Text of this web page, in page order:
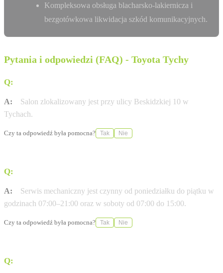
Kompleksowa obsługa blacharsko-lakiernicza i
bezgotówkowa likwidacja szkód komunikacyjnych.
Pytania i odpowiedzi (FAQ) - Toyota Tychy
Q:
A:
Salon zlokalizowany jest przy ulicy Beskidzkiej 10 w
Tychach.
Czy ta odpowiedź była pomocna? Tak Nie
Q:
A:
Serwis mechaniczny jest czynny od poniedziałku do piątku w
godzinach 07:00–21:00 oraz w soboty od 07:00 do 15:00.
Czy ta odpowiedź była pomocna? Tak Nie
Q: